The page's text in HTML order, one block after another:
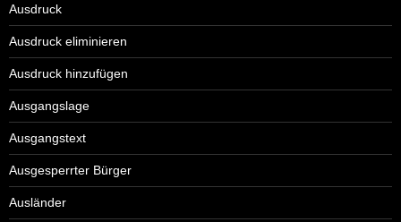
Ausdruck
Ausdruck eliminieren
Ausdruck hinzufügen
Ausgangslage
Ausgangstext
Ausgesperrter Bürger
Ausländer